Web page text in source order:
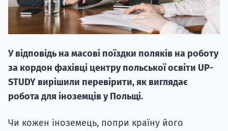
У відповідь на масові поїздки поляків на роботу
за кордон фахівці центру польської освіти UP-
STUDY вирішили перевірити, як виглядає
робота для іноземців у Польщі.
Чи кожен іноземець, попри країну його
НАБІР
вступ на